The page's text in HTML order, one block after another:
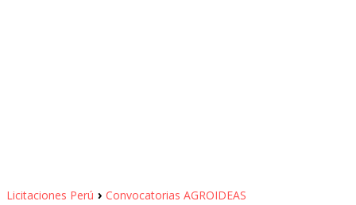
Licitaciones Perú › Convocatorias AGROIDEAS